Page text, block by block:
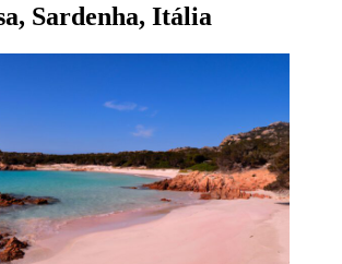
Sardenha, Itália